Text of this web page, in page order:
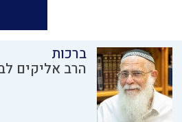
ברכות
הרב אליקים